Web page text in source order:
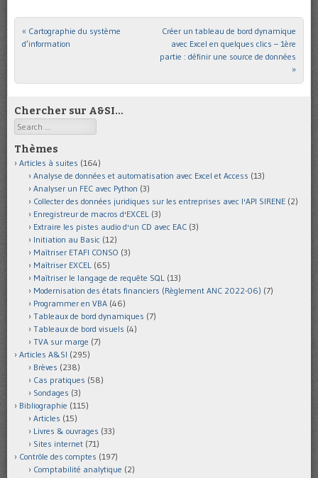
Post navigation
« Cartographie du système
d’information
Créer un tableau de bord dynamique
avec Excel en quelques clics – 1ère
partie : définir une source de données
»
Chercher sur A&SI…
Search
Thèmes
Articles à suites (164)
Analyse de données et automatisation avec Excel et Access (13)
Analyser un FEC avec Python (3)
Collecter des données juridiques sur les entreprises avec l'API SIRENE (2)
Enregistreur de macros d'EXCEL (3)
Extraire les pistes audio d'un CD avec EAC (3)
Initiation au Basic (12)
Maîtriser ETAFI CONSO (3)
Maîtriser EXCEL (65)
Maîtriser le langage de requête SQL (13)
Modernisation des états financiers (Règlement ANC 2022-06) (7)
Programmer en VBA (46)
Tableaux de bord dynamiques (7)
Tableaux de bord visuels (4)
TVA sur marge (7)
Articles A&SI (295)
Brèves (238)
Cas pratiques (58)
Sondages (3)
Bibliographie (115)
Articles (15)
Livres & ouvrages (33)
Sites internet (71)
Contrôle des comptes (197)
Comptabilité analytique (2)